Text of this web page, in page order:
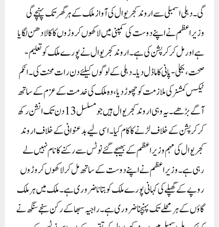
گی۔ دہلی اسمبلی سے اروند کجریوال کی آواز ملک کے ہر گھر تک پہنچے گی
وزیر اعظم نے اپنے دوست کی کمپنی میں لاکھوں کروڑوں کا کالا دھن لگایا
ہے اور مل کر کرپشن کی ہے۔ اروند کجریوال نے پورے ملک کو تعلیم-
صحت، بجلی-پانی کا ماڈل دیا۔ دہلی کے لوگوں کیلئے دن رات محنت کی۔ انکم
ٹیکس کمشنر کی ملازمت کو چھوڑ دیا، وہ ملک کی خدمت کے عزم کے ساتھ
آگے بڑھے۔ یہ وہی اروند کجریوال ہیں جو مسلسل 13 دن تک انشن رکھ
کر کرپشن کے خلاف لڑنے کا کام کیا۔ اسی لیے بدعنوانی کے خلاف اروند
کجریوال کی مہم وزیر اعظم کے بھیجے گئے نوٹس سے رکنے کا نام نہیں لے
رہی ہے۔ وزیراعظم نے اپنے دوست کے ساتھ مل کر لاکھوں کروڑوں
روپے کے گھپلے کی کہانی پورے ملک کو بتانا ضروری ہے۔ ملک میں ہر ملک
گاؤں کے ہر محلے تک پہنچنا ضروری ہے۔ راجیہ سبھا کے رکن سنجے سنگھ نے